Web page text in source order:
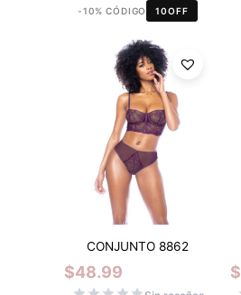
-10% CÓDIGO 10OFF
CONJUNTO 8862
$48.99 $